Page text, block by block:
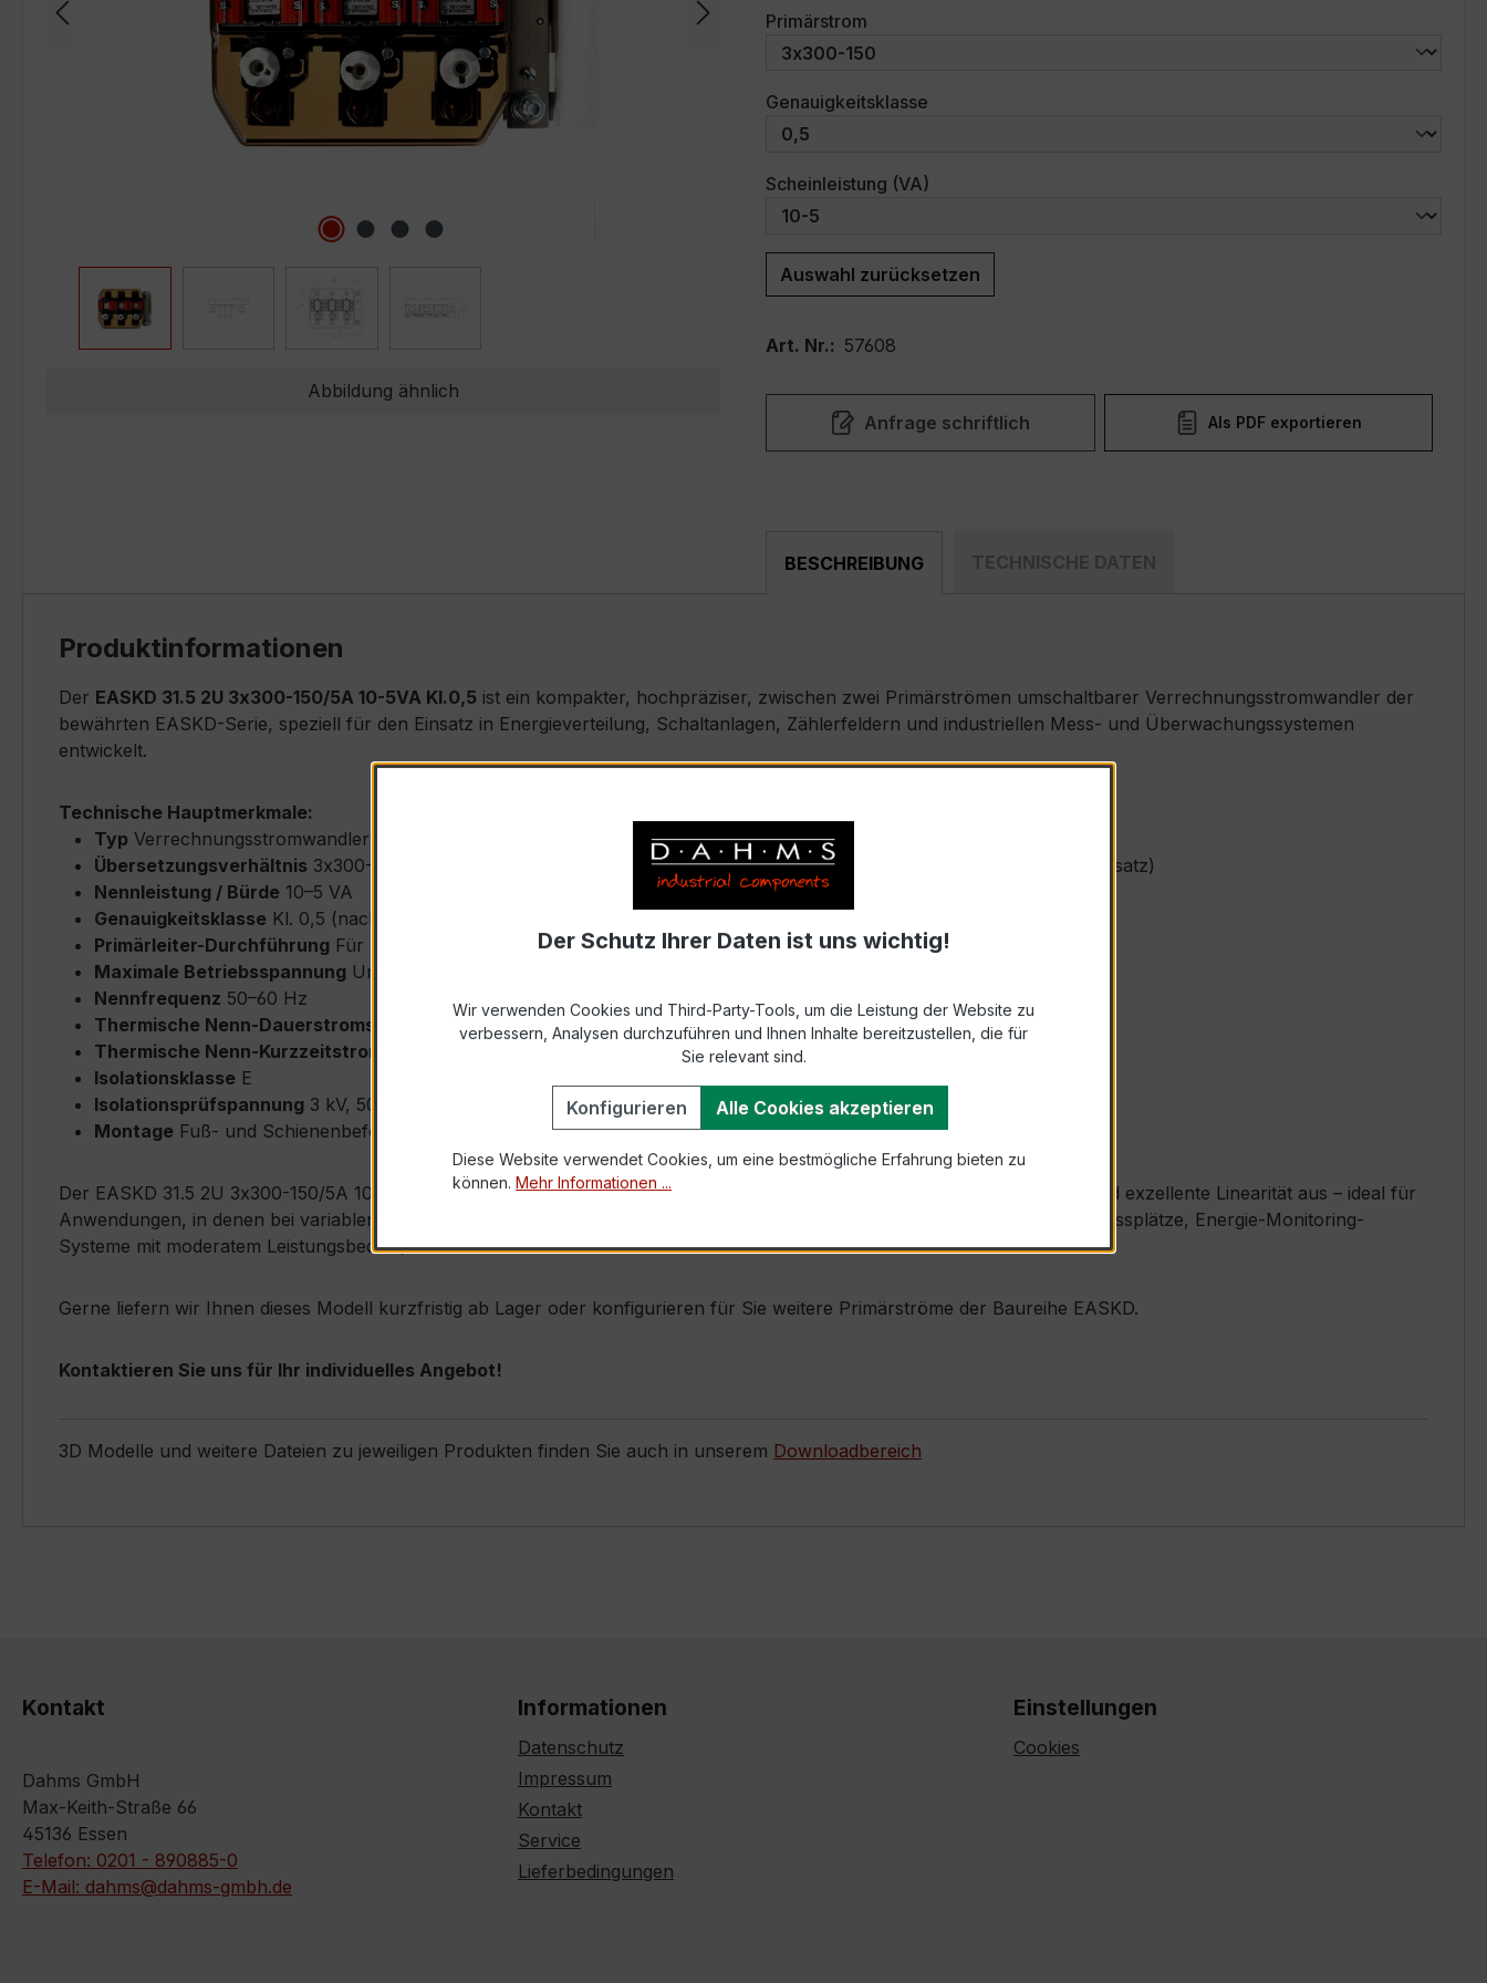
Abbildung ähnlich
Primärstrom
Genauigkeitsklasse
Scheinleistung (VA)
Auswahl zurücksetzen
Art. Nr.: 57608
Anfrage schriftlich Als PDF exportieren
BESCHREIBUNG TECHNISCHE DATEN
Produktinformationen
Der EASKD 31.5 2U 3x300-150/5A 10-5VA Kl.0,5 ist ein kompakter, hochpräziser, zwischen zwei Primärströmen umschaltbarer Verrechnungsstromwandler der
bewährten EASKD-Serie, speziell für den Einsatz in Energieverteilung, Schaltanlagen, Zählerfeldern und industriellen Mess- und Überwachungssystemen
entwickelt.
Technische Hauptmerkmale:
Typ Verrechnungsstromwandler (Ringkern-Typ) – EASKD
Übersetzungsverhältnis 3x300-150/5 A (Primärnennströme 300 A / 150 A, Sekundärnennstrom 5 A, für 3-phasigen Einsatz)
Nennleistung / Bürde 10–5 VA
Genauigkeitsklasse Kl. 0,5 (nach IEC/EN 61869-2 bzw. DIN EN 61869-2)
Primärleiter-Durchführung Für Rundleiter bis max. Ø 31,5 mm (Kabeldurchführung)
Maximale Betriebsspannung Um ≤ 0,72 kV
Nennfrequenz 50–60 Hz
Thermische Nenn-Dauerstromstärke
Icth = 1,2 × Ipr (Dauerstrom 1,2 × Primärnennstrom)
Thermische Nenn-Kurzzeitstromstärke
Isolationsklasse E
Isolationsprüfspannung 3 kV, 50 Hz, 1 min
Montage Fuß- und Schienenbefestigung möglich, inkl. Isolierschutzkappe
Der EASKD 31.5 2U 3x300-150/5A 10-5VA Kl.0,5 zeichnet sich durch seine sehr kompakte Bauform, hohe Zuverlässigkeit und exzellente Linearität aus – ideal für
Anwendungen, in denen bei variablen Strömen eine präzise Verrechnungsmessung gefordert wird (z. B. mittlere Verteiler, Messplätze, Energie-Monitoring-
Systeme mit moderatem Leistungsbedarf).
Gerne liefern wir Ihnen dieses Modell kurzfristig ab Lager oder konfigurieren für Sie weitere Primärströme der Baureihe EASKD.
Kontaktieren Sie uns für Ihr individuelles Angebot!
3D Modelle und weitere Dateien zu jeweiligen Produkten finden Sie auch in unserem Downloadbereich
Kontakt
Dahms GmbH
Max-Keith-Straße 66
45136 Essen
Telefon: 0201 - 890885-0
E-Mail: dahms@dahms-gmbh.de
Informationen
Datenschutz
Impressum
Kontakt
Service
Lieferbedingungen
Einstellungen
Cookies
Der Schutz Ihrer Daten ist uns wichtig!
Wir verwenden Cookies und Third-Party-Tools, um die Leistung der Website zu
verbessern, Analysen durchzuführen und Ihnen Inhalte bereitzustellen, die für
Sie relevant sind.
Konfigurieren Alle Cookies akzeptieren
Diese Website verwendet Cookies, um eine bestmögliche Erfahrung bieten zu
können. Mehr Informationen ...